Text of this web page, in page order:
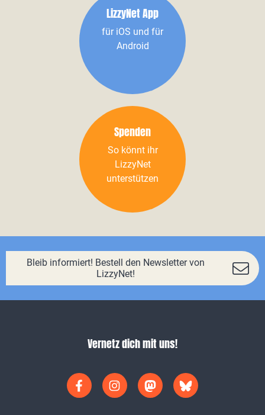
LizzyNet App
für iOS und für
Android
Spenden
So könnt ihr
LizzyNet
unterstützen
Bleib informiert! Bestell den Newsletter von
LizzyNet!
Vernetz dich mit uns!